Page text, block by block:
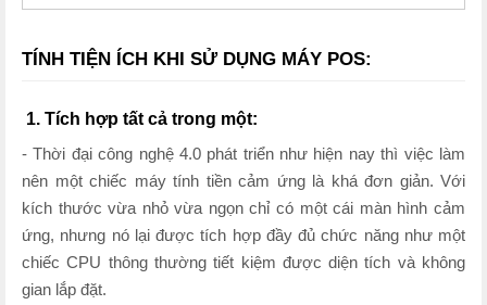
TÍNH TIỆN ÍCH KHI SỬ DỤNG MÁY POS:
1. Tích hợp tất cả trong một:
- Thời đại công nghệ 4.0 phát triển như hiện nay thì việc làm
nên một chiếc máy tính tiền cảm ứng là khá đơn giản. Với
kích thước vừa nhỏ vừa ngọn chỉ có một cái màn hình cảm
ứng, nhưng nó lại được tích hợp đầy đủ chức năng như một
chiếc CPU thông thường tiết kiệm được diện tích và không
gian lắp đặt.